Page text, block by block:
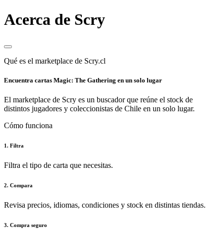
Acerca de Scry
Qué es el marketplace de Scry.cl
Encuentra cartas Magic: The Gathering en un solo lugar
El marketplace de Scry es un buscador que reúne el stock de
distintos jugadores y coleccionistas de Chile en un solo lugar.
Cómo funciona
1. Filtra
Filtra el tipo de carta que necesitas.
2. Compara
Revisa precios, idiomas, condiciones y stock en distintas tiendas.
3. Compra seguro